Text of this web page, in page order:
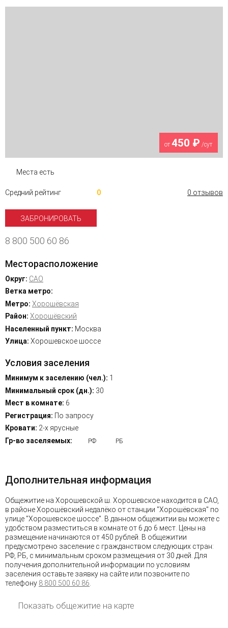
от450 ₽ /сут
Места есть
Средний рейтинг 0 0 отзывов
ЗАБРОНИРОВАТЬ
8 800 500 60 86
Месторасположение
Округ: САО
Ветка метро:
Метро: Хорошёвская
Район: Хорошёвский
Населенный пункт: Москва
Улица: Хорошевское шоссе
Условия заселения
Минимум к заселению (чел.): 1
Минимальный срок (дн.): 30
Мест в комнате: 6
Регистрация: По запросу
Кровати: 2-х ярусные
Гр-во заселяемых:
РФ РБ
Дополнительная информация
Общежитие на Хорошевской ш. Хорошевское находится в САО,
в районе Хорошёвский недалёко от станции "Хорошёвская" по
улице "Хорошевское шоссе". В данном общежитии вы можете с
удобством разместиться в комнате от 6 до 6 мест. Цены на
размещение начинаются от 450 рублей. В общежитии
предусмотрено заселение с гражданством следующих стран:
РФ, РБ, с минимальным сроком размещения от 30 дней. Для
получения дополнительной информации по условиям
заселения оставьте заявку на сайте или позвоните по
телефону 8 800 500 60 86
Показать общежитие на карте